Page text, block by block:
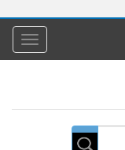
القائمة